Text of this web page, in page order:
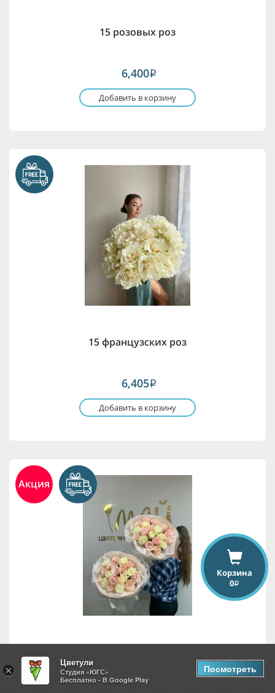
15 розовых роз
6,400i
Добавить в корзину
15 французских роз
6,405i
Добавить в корзину
Акция
19 роз
Корзина
0i
×
Цветули
Студия «ЮГС»
Бесплатно - В Google Play
Посмотреть